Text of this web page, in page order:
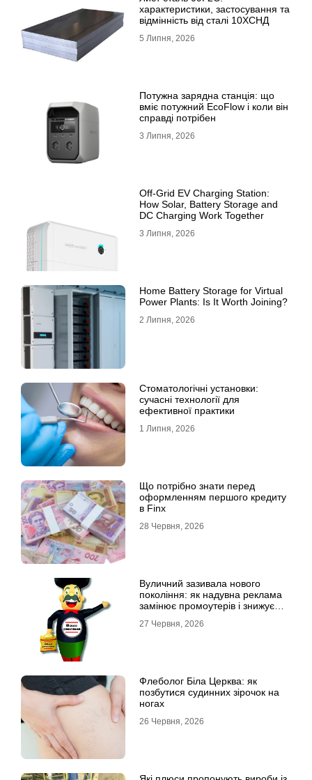
характеристики, застосування та
відмінність від сталі 10ХСНД
5 Липня, 2026
Потужна зарядна станція: що
вміє потужний EcoFlow і коли він
справді потрібен
3 Липня, 2026
Off-Grid EV Charging Station:
How Solar, Battery Storage and
DC Charging Work Together
3 Липня, 2026
Home Battery Storage for Virtual
Power Plants: Is It Worth Joining?
2 Липня, 2026
Стоматологічні установки:
сучасні технології для
ефективної практики
1 Липня, 2026
Що потрібно знати перед
оформленням першого кредиту
в Finx
28 Червня, 2026
Вуличний зазивала нового
покоління: як надувна реклама
замінює промоутерів і знижує
27 Червня, 2026
Флеболог Біла Церква: як
позбутися судинних зірочок на
ногах
26 Червня, 2026